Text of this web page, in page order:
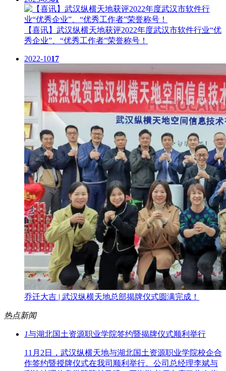
【喜讯】武汉纵横天地获评2022年度武汉市软件行业“优
秀企业”、“优秀工作者”荣誉称号！
2022-1017
乔迁大吉 | 武汉纵横天地总部揭牌仪式圆满完成！
热点新闻
1与湖北国土资源职业学院签约暨揭牌仪式顺利举行
11月2日，武汉纵横天地与湖北国土资源职业学院校企合
作签约暨授牌仪式在我司顺利举行。公司总经理李斌与